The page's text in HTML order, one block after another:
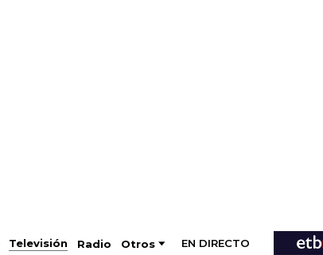
Televisión Radio Otros EN DIRECTO